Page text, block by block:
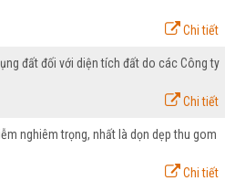
Chi tiết
đất đối với diện tích đất do các Công ty
Chi tiết
nghiêm trọng, nhất là dọn dẹp thu gom
Chi tiết